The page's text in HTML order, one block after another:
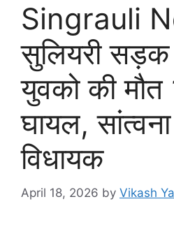
Singrauli
सुलियरी
युवको की
घायल,
विधायक
April 18, 2026 by Vikash